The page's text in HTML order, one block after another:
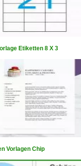
Etiketten 8 X 3
Vorlagen Chip